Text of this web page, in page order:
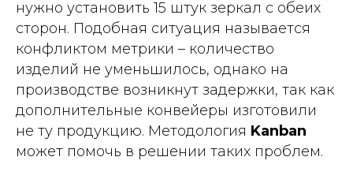
нужно установить 15 штук зеркал с обеих
сторон. Подобная ситуация называется
конфликтом метрики – количество
изделий не уменьшилось, однако на
производстве возникнут задержки, так как
дополнительные конвейеры изготовили
не ту продукцию. Методология Kanban
может помочь в решении таких проблем.